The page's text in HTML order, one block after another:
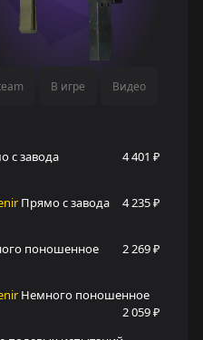
В игре Видео
с завода 4 401 ₽
Прямо с завода 4 235 ₽
поношенное 2 269 ₽
Немного поношенное
2 059 ₽